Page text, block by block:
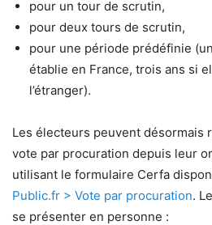
pour un tour de scrutin,
pour deux tours de scrutin,
pour une période prédéfinie
établie en France, trois ans si
l’étranger).
Les électeurs peuvent désormais
vote par procuration depuis leur
utilisant le formulaire Cerfa
Public.fr > Vote par procuration.
se présenter en personne :